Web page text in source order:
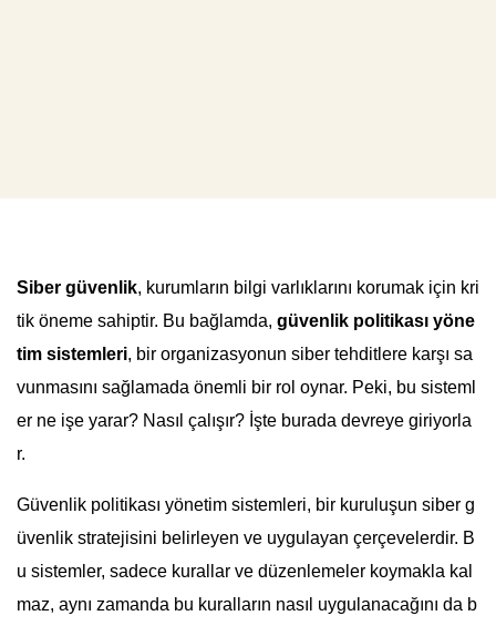
Siber güvenlik, kurumların bilgi varlıklarını korumak için kri
tik öneme sahiptir. Bu bağlamda, güvenlik politikası yöne
tim sistemleri, bir organizasyonun siber tehditlere karşı sa
vunmasını sağlamada önemli bir rol oynar. Peki, bu sisteml
er ne işe yarar? Nasıl çalışır? İşte burada devreye giriyorla
r.
Güvenlik politikası yönetim sistemleri, bir kuruluşun siber g
üvenlik stratejisini belirleyen ve uygulayan çerçevelerdir. B
u sistemler, sadece kurallar ve düzenlemeler koymakla kal
maz, aynı zamanda bu kuralların nasıl uygulanacağını da b